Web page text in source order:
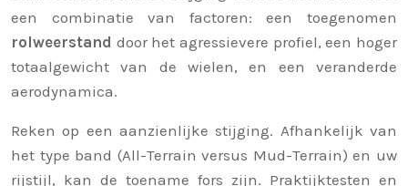
een combinatie van factoren: een toegenomen
rolweerstand door het agressievere profiel, een hoger
totaalgewicht van de wielen, en een veranderde
aerodynamica.
Reken op een aanzienlijke stijging. Afhankelijk van
het type band (All-Terrain versus Mud-Terrain) en uw
rijstijl, kan de toename fors zijn. Praktijktesten en